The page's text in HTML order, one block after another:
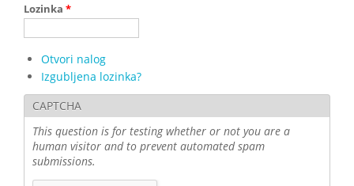
Lozinka *
Otvori nalog
Izgubljena lozinka?
CAPTCHA
This question is for testing whether or not you are a
human visitor and to prevent automated spam
submissions.